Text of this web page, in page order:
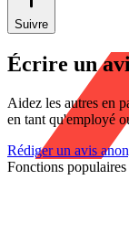
Suivre
Écrire un
Aidez les autres en
en tant qu'employé
Rédiger un avis
Fonctions populaires